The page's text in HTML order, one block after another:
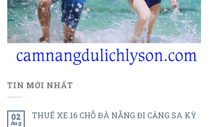
TIN MỚI NHẤT
02
Aug
THUÊ XE 16 CHỖ ĐÀ NẴNG ĐI CẢNG SA KỲ